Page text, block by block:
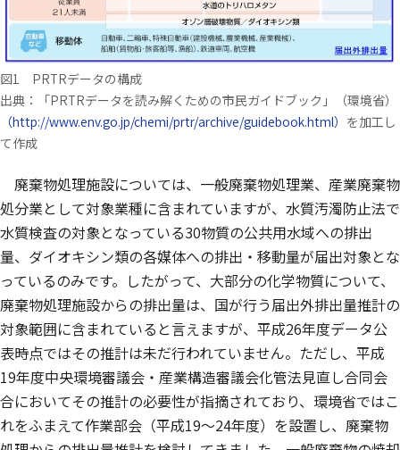
図1 PRTRデータの構成
出典：「PRTRデータを読み解くための市民ガイドブック」（環境省）
（http://www.env.go.jp/chemi/prtr/archive/guidebook.html） （別ウ
を加工し
て作成
廃棄物処理施設については、一般廃棄物処理業、産業廃棄物
処分業として対象業種に含まれていますが、水質汚濁防止法で
水質検査の対象となっている30物質の公共用水域への排出
量、ダイオキシン類の各媒体への排出・移動量が届出対象とな
っているのみです。したがって、大部分の化学物質について、
廃棄物処理施設からの排出量は、国が行う届出外排出量推計の
対象範囲に含まれていると言えますが、平成26年度データ公
表時点ではその推計は未だ行われていません。ただし、平成
19年度中央環境審議会・産業構造審議会化管法見直し合同会
合においてその推計の必要性が指摘されており、環境省ではこ
れをふまえて作業部会（平成19～24年度）を設置し、廃棄物